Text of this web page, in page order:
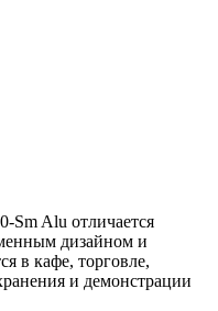
Alu отличается
дизайном и
в кафе, торговле,
и демонстрации